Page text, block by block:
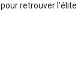
pour retrouver l’élite